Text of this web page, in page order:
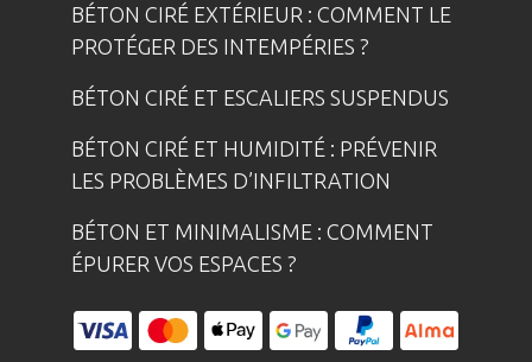
BÉTON CIRÉ EXTÉRIEUR : COMMENT LE
PROTÉGER DES INTEMPÉRIES ?
BÉTON CIRÉ ET ESCALIERS SUSPENDUS
BÉTON CIRÉ ET HUMIDITÉ : PRÉVENIR
LES PROBLÈMES D’INFILTRATION
BÉTON ET MINIMALISME : COMMENT
ÉPURER VOS ESPACES ?